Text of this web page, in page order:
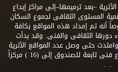
–بعد ترميمها–إلى مراكز إبداع
المستوى الثقافى لجموع السكان
أنه تم إمداد هذه المواقع بكافة
دورها الثقافى والفنى. وقد بدأت
الهراوى وامتدت حتى وصل عدد المواقع الأثرية
التى تم تحويلها إلى مراكز إبداع فنى تابعة للصندوق إلى (16 ) مركزاً
.. .